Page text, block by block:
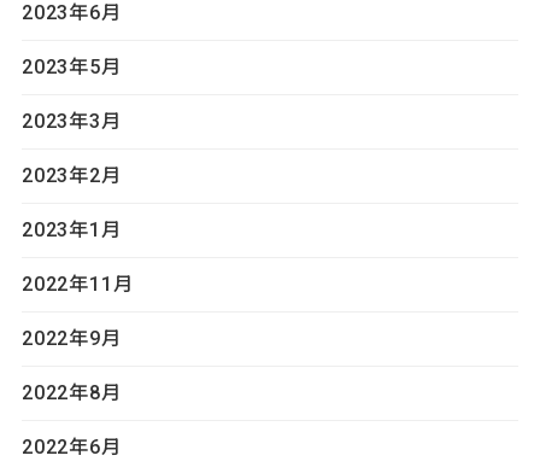
2023年6月
2023年5月
2023年3月
2023年2月
2023年1月
2022年11月
2022年9月
2022年8月
2022年6月